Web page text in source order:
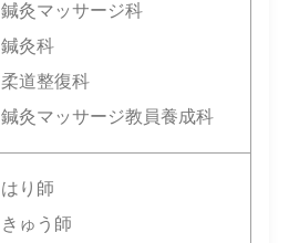
鍼灸マッサージ科
鍼灸科
柔道整復科
鍼灸マッサージ教員養成科
はり師
きゅう師